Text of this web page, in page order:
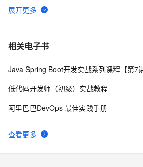
6
.net framework3.5新特性（1）：var、
7 『Docker』在Docker快速部署.NET
8 一起谈.NET技术，深入解读Silverlight
(1)
相关电子书
查看更多
低代码开发师（初级）实战教程
阿里巴巴DevOps 最佳实践手册